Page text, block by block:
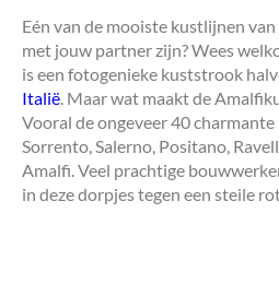
Eén van de mooiste kustlijnen
met jouw partner zijn? Wees
is een fotogenieke kuststrook
Italië . Maar wat maakt de
Vooral de ongeveer 40
Sorrento, Salerno, Positano,
Amalfi. Veel prachtige
in deze dorpjes tegen een steile